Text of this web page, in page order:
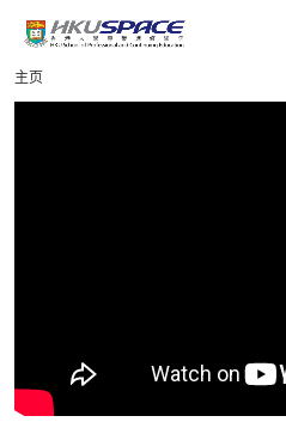
content
Main
content
主页